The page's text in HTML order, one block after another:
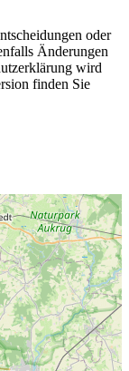
oder
Änderungen
wird
finden Sie